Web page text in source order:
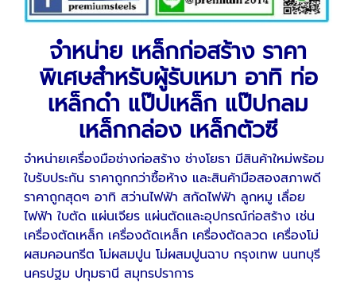
จำหน่าย เหล็กก่อสร้าง ราคา
พิเศษสำหรับผู้รับเหมา อาทิ ท่อ
เหล็กดำ แป๊ปเหล็ก แป๊ปกลม
เหล็กกล่อง เหล็กตัวซี
จำหน่ายเครื่องมือช่างก่อสร้าง ช่างโยธา มีสินค้าใหม่พร้อม
ใบรับประกัน ราคาถูกกว่าซื้อห้าง และสินค้ามือสองสภาพดี
ราคาถูกสุดๆ อาทิ สว่านไฟฟ้า สกัดไฟฟ้า ลูกหมู เลื่อย
ไฟฟ้า ใบตัด แผ่นเจียร แผ่นตัดและอุปกรณ์ก่อสร้าง เช่น
เครื่องตัดเหล็ก เครื่องดัดเหล็ก เครื่องตัดลวด เครื่องโม่
ผสมคอนกรีต โม่ผสมปูน โม่ผสมปูนฉาบ กรุงเทพ นนทบุรี
นครปฐม ปทุมธานี สมุทรปราการ